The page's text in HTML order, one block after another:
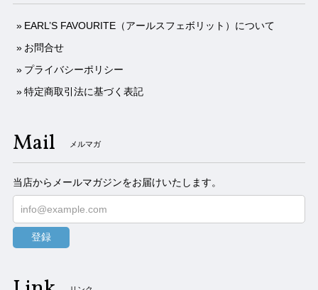
EARL’S FAVOURITE（アールスフェボリット）について
お問合せ
プライバシーポリシー
特定商取引法に基づく表記
Mail メルマガ
当店からメールマガジンをお届けいたします。
登録